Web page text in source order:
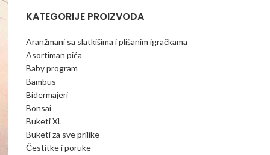
KATEGORIJE PROIZVODA
Aranžmani sa slatkišima i plišanim igračkama
Asortiman pića
Baby program
Bambus
Bidermajeri
Bonsai
Buketi XL
Buketi za sve prilike
Čestitke i poruke